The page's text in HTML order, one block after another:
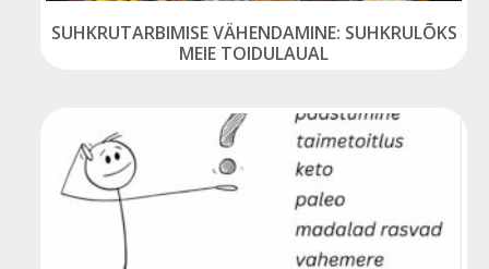
SUHKRUTARBIMISE VÄHENDAMINE: SUHKRULÕKS
MEIE TOIDULAUAL